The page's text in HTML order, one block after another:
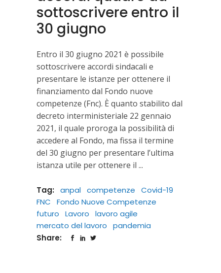
sottoscrivere entro il
30 giugno
Entro il 30 giugno 2021 è possibile
sottoscrivere accordi sindacali e
presentare le istanze per ottenere il
finanziamento dal Fondo nuove
competenze (Fnc). È quanto stabilito dal
decreto interministeriale 22 gennaio
2021, il quale proroga la possibilità di
accedere al Fondo, ma fissa il termine
del 30 giugno per presentare l’ultima
istanza utile per ottenere il
Tag: anpal competenze
Covid-19
FNC
Fondo Nuove Competenze
futuro
Lavoro
lavoro agile
mercato del lavoro
pandemia
Share: